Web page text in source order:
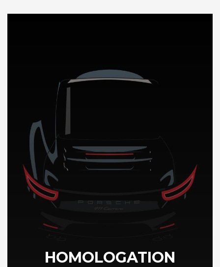
DÉCOUVREZ NOTRE IMPORTATION AUTO a New York Usa
HOMOLOGATION